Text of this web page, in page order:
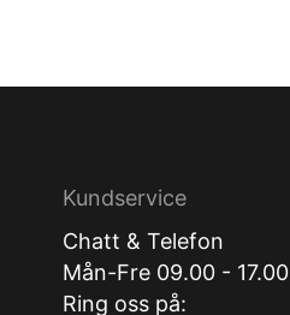
Kundservice
Chatt & Telefon
Mån-Fre 09.00 - 17.00
Ring oss på: